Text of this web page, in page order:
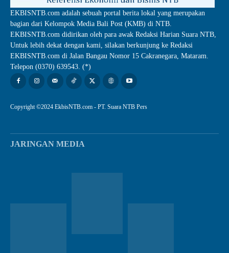
EKBISNTB.com adalah sebuah portal berita lokal yang merupakan
bagian dari Kelompok Media Bali Post (KMB) di NTB.
EKBISNTB.com didirikan oleh para awak Redaksi Harian Suara NTB,
Untuk lebih dekat dengan kami, silakan berkunjung ke Redaksi
EKBISNTB.com di Jalan Bangau Nomor 15 Cakranegara, Mataram.
Telepon (0370) 639543. (*)
Copyright ©2024 EkbisNTB.com - PT. Suara NTB Pers
JARINGAN MEDIA